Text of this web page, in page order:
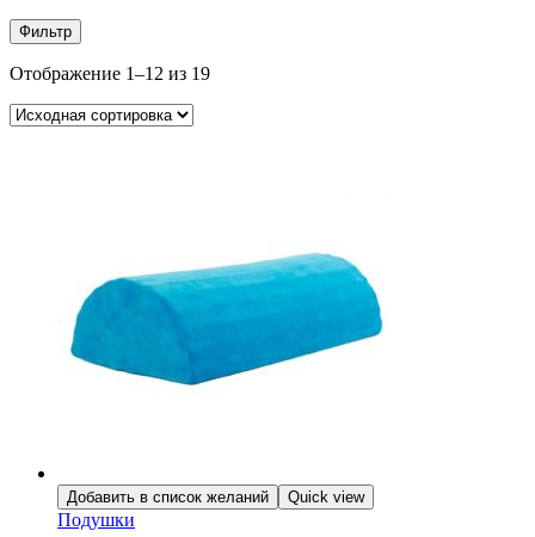
Фильтр
Отображение 1–12 из 19
Добавить в список желаний Quick view
Подушки